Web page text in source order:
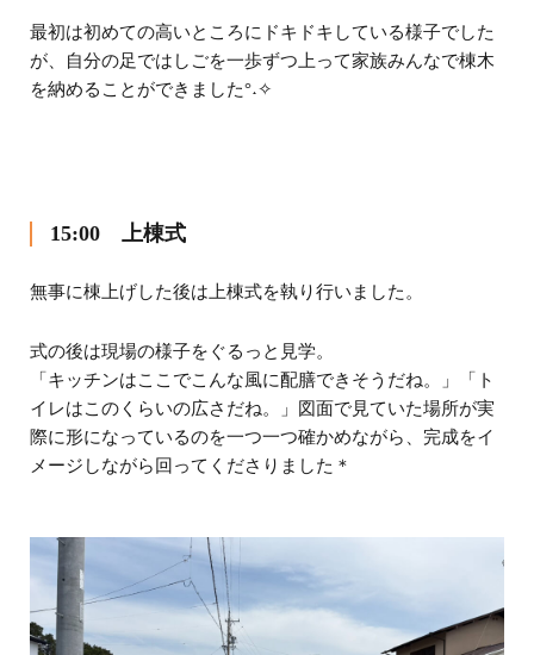
最初は初めての高いところにドキドキしている様子でした
が、自分の足ではしごを一歩ずつ上って家族みんなで棟木
を納めることができました°˖✧
15:00 上棟式
無事に棟上げした後は上棟式を執り行いました。
式の後は現場の様子をぐるっと見学。
「キッチンはここでこんな風に配膳できそうだね。」「ト
イレはこのくらいの広さだね。」図面で見ていた場所が実
際に形になっているのを一つ一つ確かめながら、完成をイ
メージしながら回ってくださりました＊